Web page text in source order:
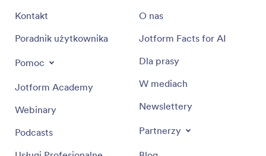
Kontakt
Poradnik użytkownika
Pomoc
Jotform Academy
Webinary
Podcasts
O nas
Jotform Facts for AI
Dla prasy
W mediach
Newslettery
Partnerzy